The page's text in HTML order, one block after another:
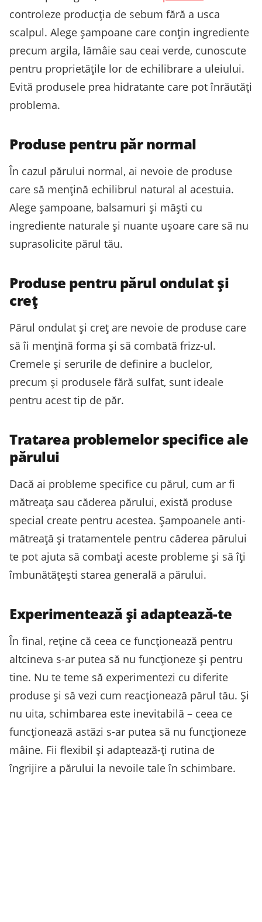
controleze producția de sebum fără a usca
scalpul. Alege șampoane care conțin ingrediente
precum argila, lămâie sau ceai verde, cunoscute
pentru proprietățile lor de echilibrare a uleiului.
Evită produsele prea hidratante care pot înrăutăți
problema.
Produse pentru păr normal
În cazul părului normal, ai nevoie de produse
care să mențină echilibrul natural al acestuia.
Alege șampoane, balsamuri și măști cu
ingrediente naturale și nuante ușoare care să nu
suprasolicite părul tău.
Produse pentru părul ondulat și
creț
Părul ondulat și creț are nevoie de produse care
să îi mențină forma și să combată frizz-ul.
Cremele și serurile de definire a buclelor,
precum și produsele fără sulfat, sunt ideale
pentru acest tip de păr.
Tratarea problemelor specifice ale
părului
Dacă ai probleme specifice cu părul, cum ar fi
mătreața sau căderea părului, există produse
special create pentru acestea. Șampoanele anti-
mătreață și tratamentele pentru căderea părului
te pot ajuta să combați aceste probleme și să îți
îmbunătățești starea generală a părului.
Experimentează și adaptează-te
În final, reține că ceea ce funcționează pentru
altcineva s-ar putea să nu funcționeze și pentru
tine. Nu te teme să experimentezi cu diferite
produse și să vezi cum reacționează părul tău. Și
nu uita, schimbarea este inevitabilă – ceea ce
funcționează astăzi s-ar putea să nu funcționeze
mâine. Fii flexibil și adaptează-ți rutina de
îngrijire a părului la nevoile tale în schimbare.